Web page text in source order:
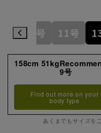
7号 9号 11号
158cm
9号
Find out more on your
body type
あくまでもサイズを